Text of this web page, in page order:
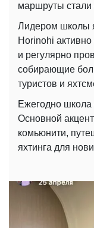
маршруты стали
Лидером школы
Horinohi
и регулярно
собирающие
туристов и
Ежегодно школа
Основной
комьюнити,
яхтинга для